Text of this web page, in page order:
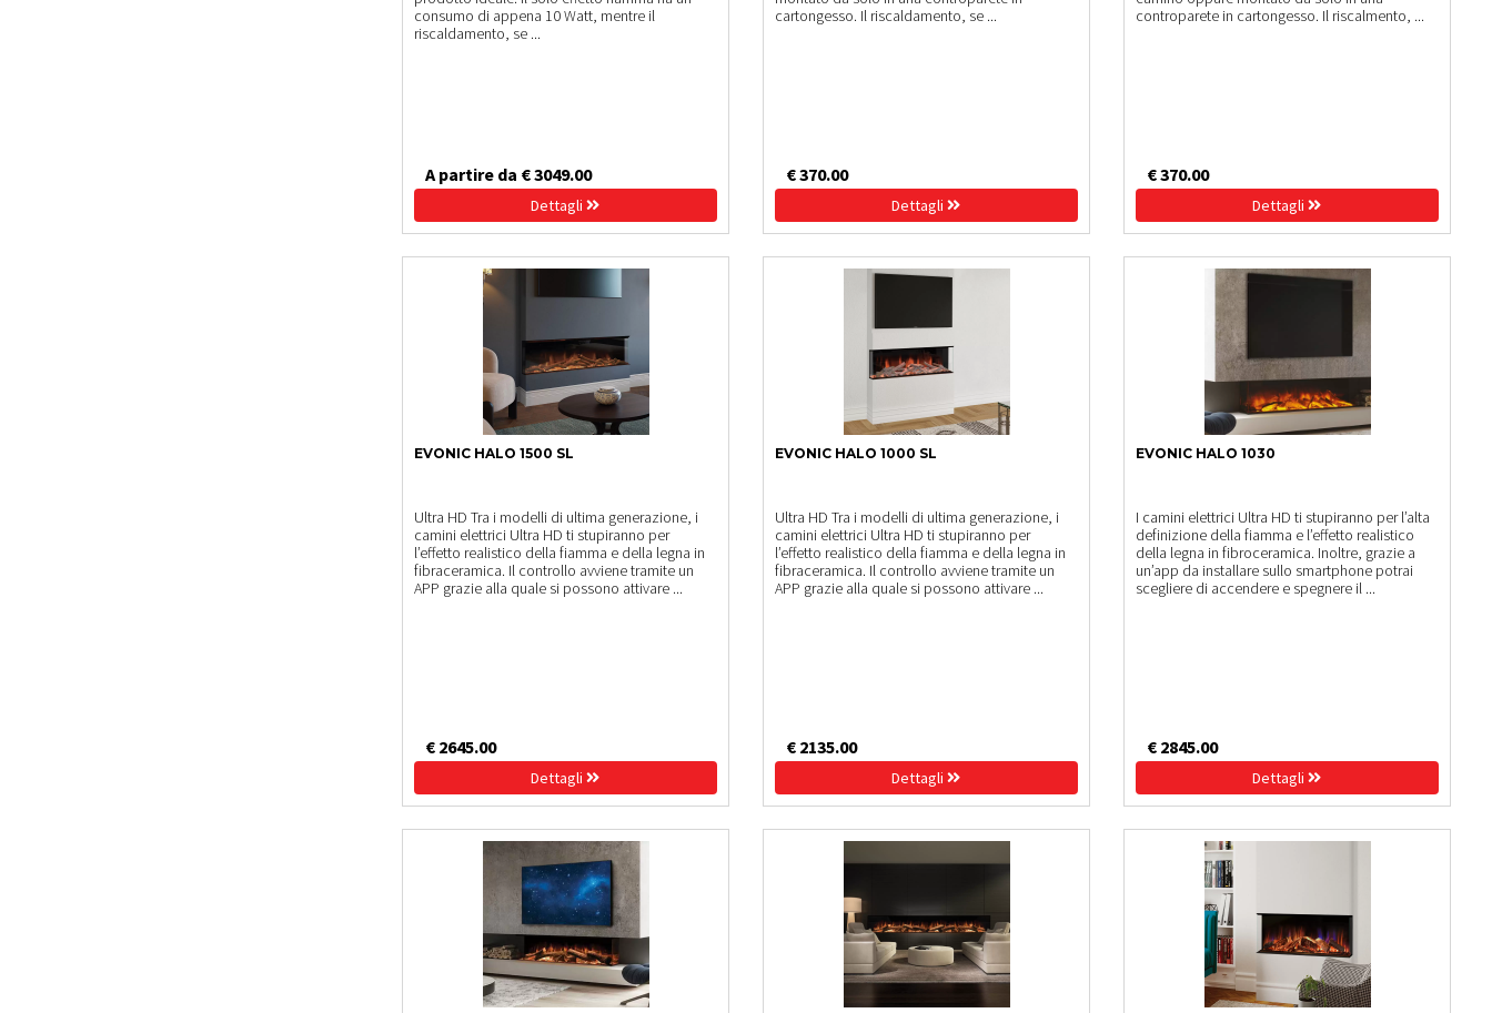
consumo di appena 10 Watt, mentre il
riscaldamento, se ...
A partire da € 3049.00
Dettagli
cartongesso. Il riscaldamento, se ...
€ 370.00
Dettagli
controparete in cartongesso. Il riscalmento, ...
€ 370.00
Dettagli
EVONIC HALO 1500 SL
Ultra HD Tra i modelli di ultima generazione, i
camini elettrici Ultra HD ti stupiranno per
l’effetto realistico della fiamma e della legna in
fibraceramica. Il controllo avviene tramite un
APP grazie alla quale si possono attivare ...
€ 2645.00
Dettagli
EVONIC HALO 1000 SL
Ultra HD Tra i modelli di ultima generazione, i
camini elettrici Ultra HD ti stupiranno per
l’effetto realistico della fiamma e della legna in
fibraceramica. Il controllo avviene tramite un
APP grazie alla quale si possono attivare ...
€ 2135.00
Dettagli
EVONIC HALO 1030
I camini elettrici Ultra HD ti stupiranno per l’alta
definizione della fiamma e l’effetto realistico
della legna in fibroceramica. Inoltre, grazie a
un’app da installare sullo smartphone potrai
scegliere di accendere e spegnere il ...
€ 2845.00
Dettagli